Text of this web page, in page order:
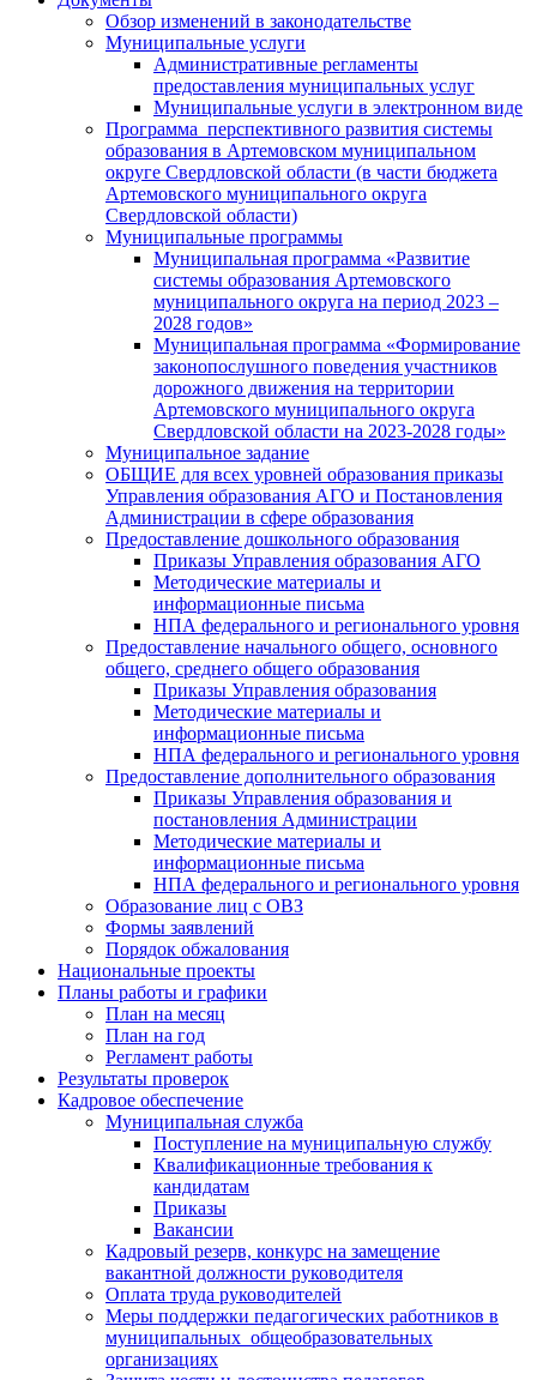
Обзор изменений в законодательстве
Муниципальные услуги
Административные регламенты
предоставления муниципальных услуг
Муниципальные услуги в электронном виде
Программа перспективного развития системы
образования в Артемовском муниципальном
округе Свердловской области (в части бюджета
Артемовского муниципального округа
Свердловской области)
Муниципальные программы
Муниципальная программа «Развитие
системы образования Артемовского
муниципального округа на период 2023 –
2028 годов»
Муниципальная программа «Формирование
законопослушного поведения участников
дорожного движения на территории
Артемовского муниципального округа
Свердловской области на 2023-2028 годы»
Муниципальное задание
ОБЩИЕ для всех уровней образования приказы
Управления образования АГО и Постановления
Администрации в сфере образования
Предоставление дошкольного образования
Приказы Управления образования АГО
Методические материалы и
информационные письма
НПА федерального и регионального уровня
Предоставление начального общего, основного
общего, среднего общего образования
Приказы Управления образования
Методические материалы и
информационные письма
НПА федерального и регионального уровня
Предоставление дополнительного образования
Приказы Управления образования и
постановления Администрации
Методические материалы и
информационные письма
НПА федерального и регионального уровня
Образование лиц с ОВЗ
Формы заявлений
Порядок обжалования
Национальные проекты
Планы работы и графики
План на месяц
План на год
Регламент работы
Результаты проверок
Кадровое обеспечение
Муниципальная служба
Поступление на муниципальную службу
Квалификационные требования к
кандидатам
Приказы
Вакансии
Кадровый резерв, конкурс на замещение
вакантной должности руководителя
Оплата труда руководителей
Меры поддержки педагогических работников в
муниципальных общеобразовательных
организациях